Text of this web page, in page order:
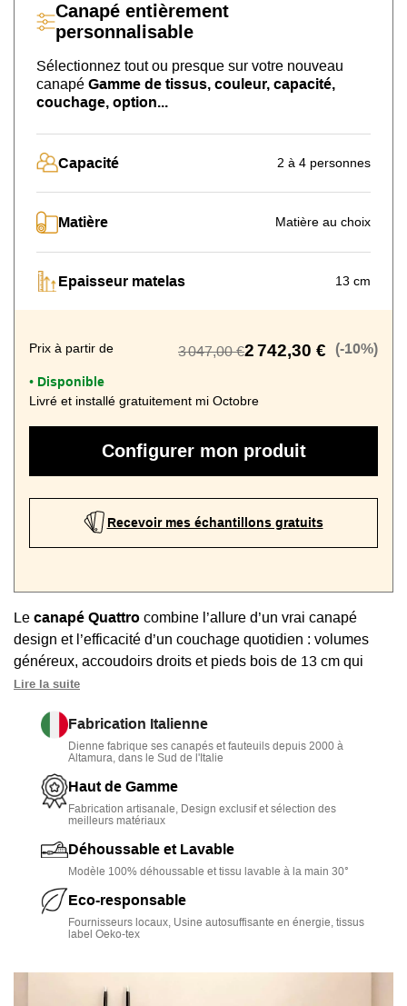
Canapé entièrement
personnalisable
Sélectionnez tout ou presque sur votre nouveau
canapé Gamme de tissus, couleur, capacité,
couchage, option...
Capacité 2 à 4 personnes
Matière Matière au choix
Epaisseur matelas 13 cm
Prix à partir de 3 047,00 €2 742,30 € (-10%)
• Disponible
Livré et installé gratuitement mi Octobre
Configurer mon produit
Recevoir mes échantillons gratuits
Le canapé Quattro combine l’allure d’un vrai canapé
design et l’efficacité d’un couchage quotidien : volumes
généreux, accoudoirs droits et pieds bois de 13 cm qui
allègent la silhouette.
Grâce aumécanisme italien Loiudice type Rapido
transforme en lit en quelques secondes, sans retirer les
coussins.
Sonmatelas de 13 cm(mousse HR, mémoire de forme ou
ressorts ensachés) offre un confort durable, avec option
Déhoussable à 100%, il s’entretient facilement et peut
évoluer avec un jeu de housses.
Découvrez noscanapés convertibleset la collection
Lire la suite
Fabrication Italienne
Dienne fabrique ses canapés et fauteuils depuis 2000 à
Altamura, dans le Sud de l'Italie
Haut de Gamme
Fabrication artisanale, Design exclusif et sélection des
meilleurs matériaux
Déhoussable et Lavable
Modèle 100% déhoussable et tissu lavable à la main 30°
Eco-responsable
Fournisseurs locaux, Usine autosuffisante en énergie, tissus
label Oeko-tex